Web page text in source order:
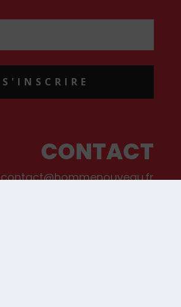
S'INSCRIRE
CONTACT
contact@hommenouveau.fr